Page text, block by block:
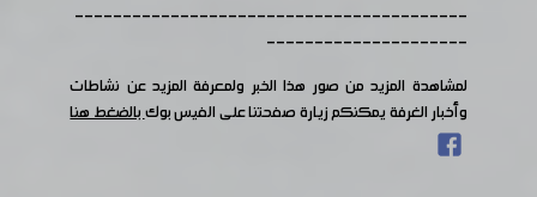
-----------------------------------------
---------------------
لمشاهدة المزيد من صور هذا الخبر ولمعرفة المزيد عن نشاطات
وأخبار الغرفة يمكنكم زيارة صفحتنا على الفيس بوكبالضغط هنا